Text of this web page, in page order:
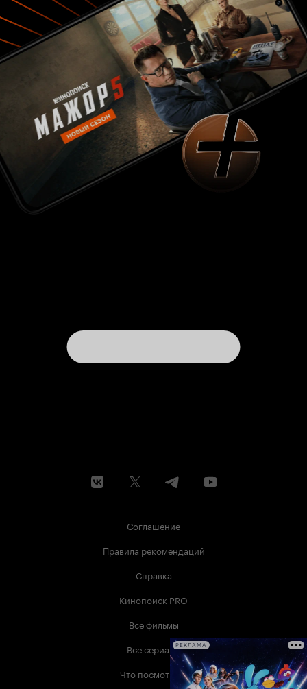
думает, что главный герой картины - Элчин,
который будет мстить преступникам за смерть
своей жены. Но, это не так! Главный герой
сериала - Асадбек, главарь мафии, которого
великолепно сыграл Едгор Сагдиев. Асадбек -
грозный мафиози, но одновременно он
добрый, отзывчивый человек, которому много
досталось от жизни еще с детства, который
любит свою семью. Он очень справедлив, без
каких-либо причин он никого не трогает, чего
нельзя сказать о его подопечных. Он не
торгует оружием, наркотиками, девушками и
не дает этого делать другим преступным
группировкам, которых в Ташкетне не мало.
Именно из-за этого у Асадбека много врагов,
особенно в его окружении. Если рассказывать,
то это очень долго. Лучше посмотреть этот
фильм. Чувствовалась нехватка бюджета при
Соглашение
Правила рекомендаций
Справка
Кинопоиск PRO
Все фильмы
Все сериалы
Что посмотреть
РЕКЛАМА